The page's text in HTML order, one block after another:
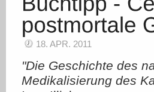
18. APR. 2011
"Die Geschichte des
Medikalisierung des